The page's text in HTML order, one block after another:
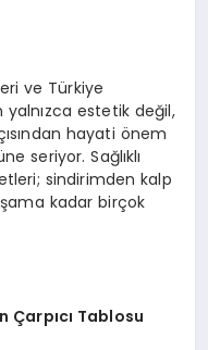
ve Türkiye
yalnızca estetik değil,
hayati önem
seriyor. Sağlıklı
sindirimden kalp
kadar birçok
Çarpıcı Tablosu